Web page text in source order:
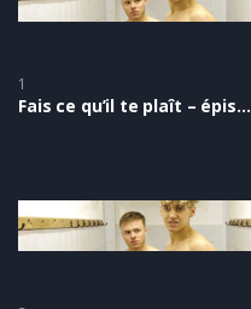
1
Fais ce qu’il te plaît – épisode 1